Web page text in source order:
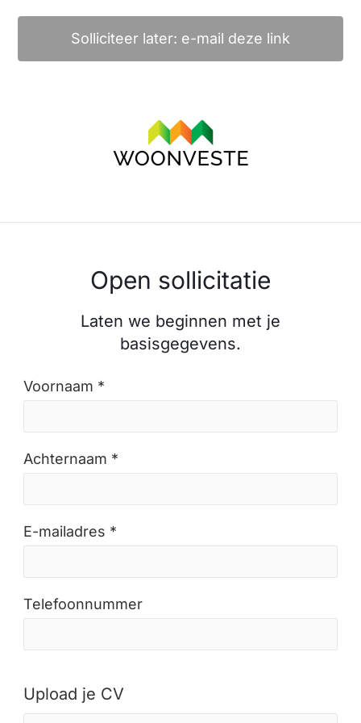
Solliciteer later: e-mail deze link
Open sollicitatie
Laten we beginnen met je
basisgegevens.
Voornaam *
Achternaam *
E-mailadres *
Telefoonnummer
Upload je CV